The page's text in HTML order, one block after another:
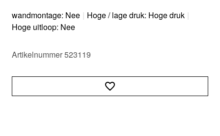
wandmontage: Nee | Hoge / lage druk: Hoge druk |
Hoge uitloop: Nee
Artikelnummer 523119